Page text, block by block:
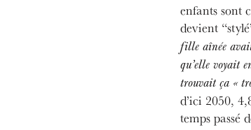
enfants sont
devient
fille aînée
qu’elle voyait
trouvait ça «
d’ici 2050,
temps passé